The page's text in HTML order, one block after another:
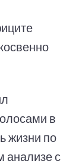
в
жизни по
анализе с